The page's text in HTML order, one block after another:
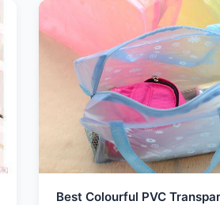
Best Colourful PVC